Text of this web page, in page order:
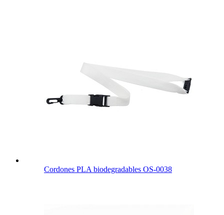
Cordones PLA biodegradables OS-0038